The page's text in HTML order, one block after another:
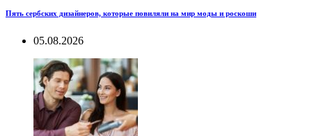
Пять сербских дизайнеров, которые повиляли на мир моды и роскоши
05.08.2026